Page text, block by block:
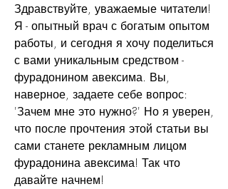
Здравствуйте, уважаемые читатели!
Я - опытный врач с богатым опытом
работы, и сегодня я хочу поделиться
с вами уникальным средством -
фурадонином авексима. Вы,
наверное, задаете себе вопрос:
'Зачем мне это нужно?' Но я уверен,
что после прочтения этой статьи вы
сами станете рекламным лицом
фурадонина авексима! Так что
давайте начнем!